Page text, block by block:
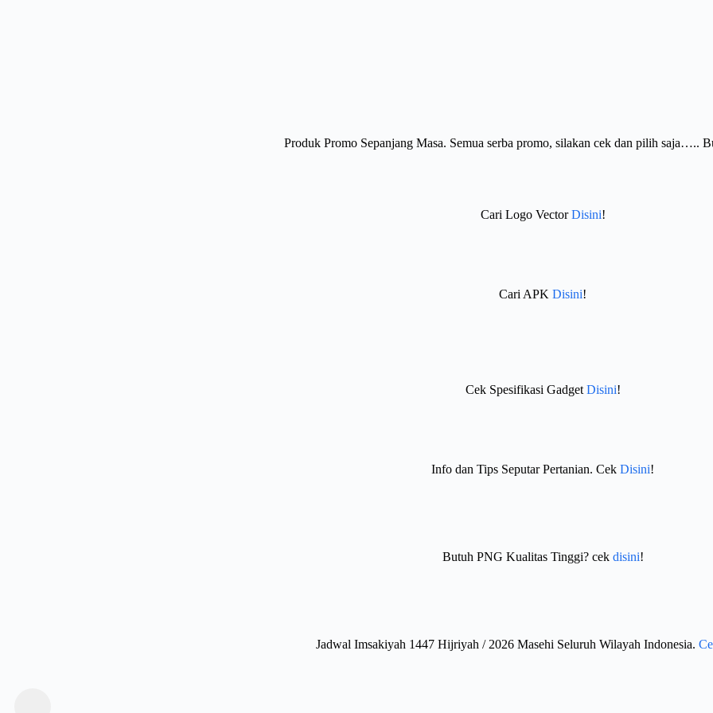
Produk Promo Sepanjang Masa. Semua serba promo, silakan cek dan pilih saja…..
Cari Logo VectorDisini!
Cari APK Disini!
Cek Spesifikasi GadgetDisini!
Info dan Tips Seputar Pertanian. Cek Disini!
Butuh PNG Kualitas Tinggi? cek disini!
Jadwal Imsakiyah 1447 Hijriyah / 2026 Masehi Seluruh Wilayah Indonesia.